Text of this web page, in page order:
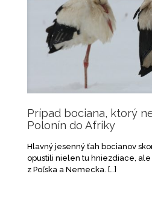
Prípad bociana, ktorý
Polonín do Afriky
Hlavný jesenný ťah bocianov
opustili nielen tu hniezdiace,
z Poľska a Nemecka. […]